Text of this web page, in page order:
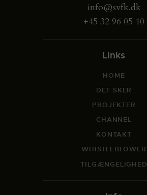
info@svfk.dk
+45 32 96 05 10
Links
HOME
DET SKER
PROJEKTER
CHANNEL
KONTAKT
WHISTLEBLOWER
TILGÆNGELIGHED